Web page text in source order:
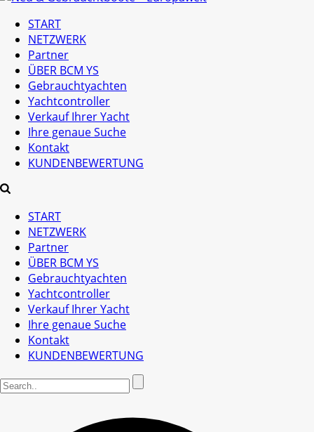
START
NETZWERK
Partner
ÜBER BCM YS
Gebrauchtyachten
Yachtcontroller
Verkauf Ihrer Yacht
Ihre genaue Suche
Kontakt
KUNDENBEWERTUNG
START
NETZWERK
Partner
ÜBER BCM YS
Gebrauchtyachten
Yachtcontroller
Verkauf Ihrer Yacht
Ihre genaue Suche
Kontakt
KUNDENBEWERTUNG